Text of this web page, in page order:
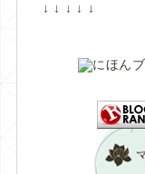
↓ ↓ ↓ ↓ ↓